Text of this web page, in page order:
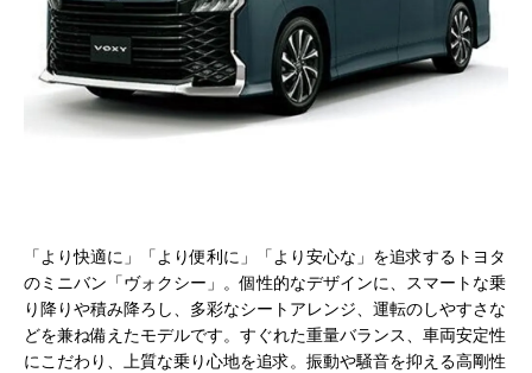
「より快適に」「より便利に」「より安心な」を追求するトヨタ
のミニバン「ヴォクシー」。個性的なデザインに、スマートな乗
り降りや積み降ろし、多彩なシートアレンジ、運転のしやすさな
どを兼ね備えたモデルです。すぐれた重量バランス、車両安定性
にこだわり、上質な乗り心地を追求。振動や騒音を抑える高剛性